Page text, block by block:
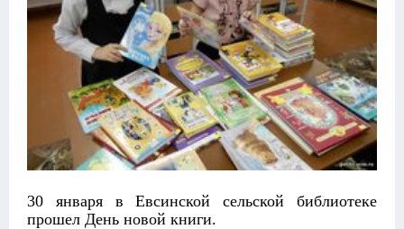
30 января в Евсинской сельской библиотеке
прошел День новой книги.